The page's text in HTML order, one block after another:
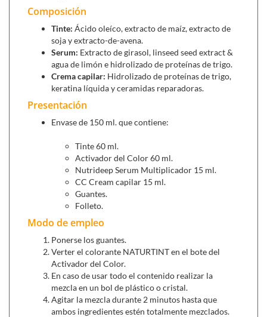
Componentes que tiene el estuche:
Tinte 60 ml. Destaca por su alto contenido en
ingredientes naturales y orgánicos.
Activador del Color 60 ml.
Nutrideep Serum Multiplicador 15 ml. Más color y
brillo intenso de larga duración. Los extractos de maíz y
avena y los micropigmentos se mezclan aportando un
color 100% permanente.
líquida y ceramidas aporta 7 beneficios: fuerza, brillo,
suavidad,nutre, hidrata, repara y sella las puntas.
Guantes.
NATURTINT es líder y pionero en coloración sana, natural sin
amoníaco, siempre a la vanguardia de la investigación
científica para cuidar al máximo la salud del cabello y cuero
cabelludo. Fruto de esta constante labor de innovación es el
nuevo NATURTINT, con la fórmula más natural del mercado y
ahora además con el beneficio antiedad añadido.
NATURTINT utiliza una fórmula exclusiva con el mayor
Composición
Tinte: Ácido oleíco, extracto de maíz, extracto de
soja y extracto-de-avena.
Serum: Extracto de girasol, linseed seed extract &
agua de limón e hidrolizado de proteínas de trigo.
Crema capilar: Hidrolizado de proteínas de trigo,
keratina líquida y ceramidas reparadoras.
Presentación
Envase de 150 ml. que contiene:
Tinte 60 ml.
Activador del Color 60 ml.
Nutrideep Serum Multiplicador 15 ml.
CC Cream capilar 15 ml.
Guantes.
Folleto.
Modo de empleo
Ponerse los guantes.
Verter el colorante NATURTINT en el bote del
Activador del Color.
En caso de usar todo el contenido realizar la
mezcla en un bol de plástico o cristal.
Agitar la mezcla durante 2 minutos hasta que
ambos ingredientes estén totalmente mezclados.